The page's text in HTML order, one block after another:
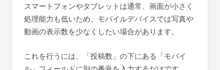
スマートフォンやタブレットは通常、画面が小さく
処理能力も低いため、モバイルデバイスでは写真や
動画の表示数を少なくしたい場合があります。
これを行うには、「投稿数」の下にある「モバイ